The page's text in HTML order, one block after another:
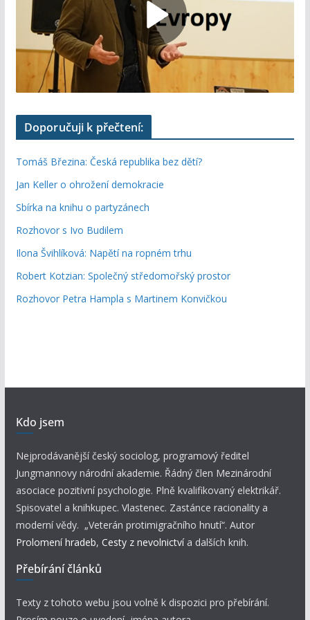
Doporučuji k přečtení:
Tomáš Březina: Česká republika bez dětí?
Jan Keller o ohrožení demokracie
Sbírka na knihu o partyzánech
Rozhovor s Ivo Budilem
Ilona Švihlíková: Napětí na ropném trhu
Robert Kotzian: Společný středomořský prostor
Rozhovor Petra Hampla s Martinem Konvičkou
Kdo jsem
Nejprodávanější český sociolog, programový ředitel
Jungmannovy národní akademie. Řádný člen Mezinárodní
asociace pozitivní psychologie. Plně kvalifikovaný elektrikář.
Spisovatel a knihkupec. Vlastenec. Zastánce racionality a
moderní vědy. „Veterán protimigračního hnutí“. Autor
Prolomení hradeb, Cesty z nevolnictví a dalších knih.
Přebírání článků
Texty z tohoto webu jsou volně k dispozici pro přebírání.